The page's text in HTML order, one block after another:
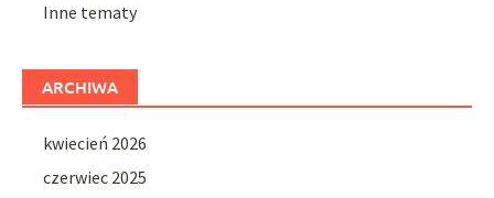
Inne tematy
ARCHIWA
kwiecień 2026
czerwiec 2025